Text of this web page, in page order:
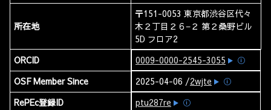
所在地
〒151-0053 東京都渋谷区代々
木２丁目２６−２ 第２桑野ビル
5D フロア2
ORCID
0009-0000-2545-3055
ⓘ
OSF Member Since
2025-04-06 /2wjte
ⓘ
RePEc登録ID
ptu287re ⓘ